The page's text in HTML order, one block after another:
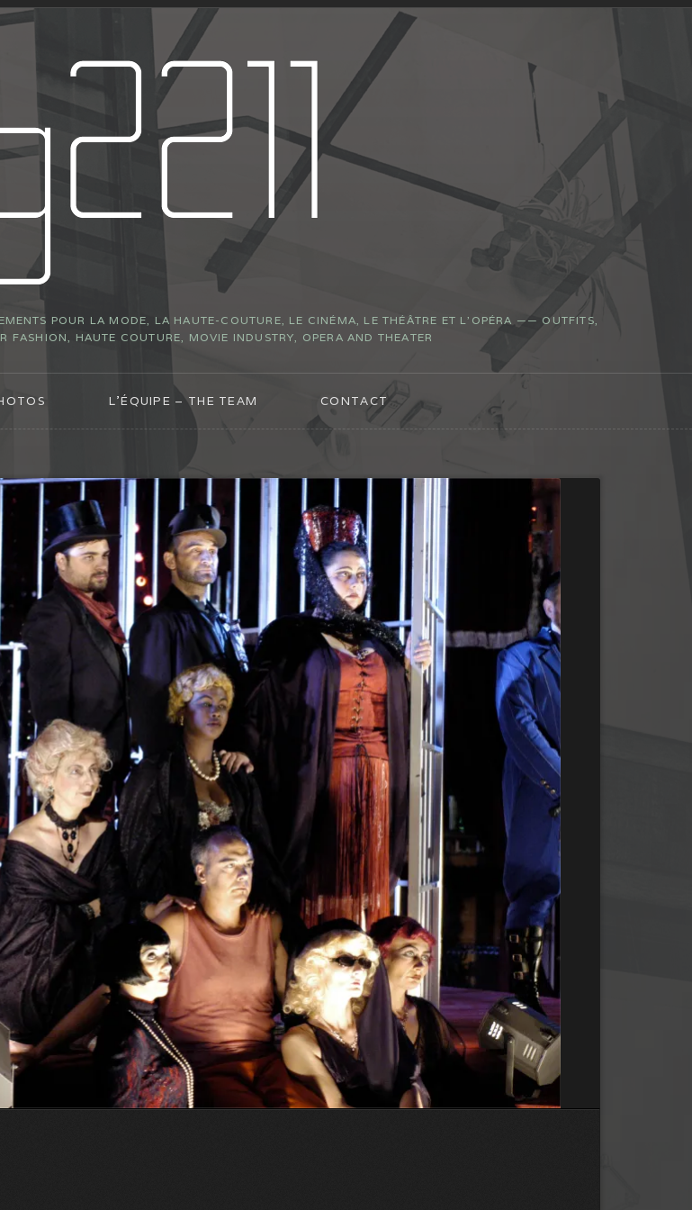
POUR LA MODE, LA HAUTE-COUTURE, LE CINÉMA, LE THÉÂTRE ET L’OPÉRA —— OUTFITS,
FASHION, HAUTE COUTURE, MOVIE INDUSTRY, OPERA AND THEATER
L’ÉQUIPE – THE TEAM CONTACT